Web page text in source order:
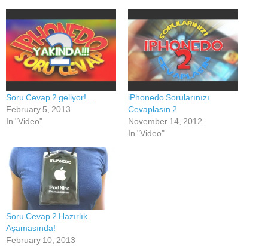
Soru Cevap 2 geliyor!…
February 5, 2013
In "Video"
iPhonedo Sorularınızı
Cevaplasın 2
November 14, 2012
In "Video"
Soru Cevap 2 Hazırlık
Aşamasında!
February 10, 2013